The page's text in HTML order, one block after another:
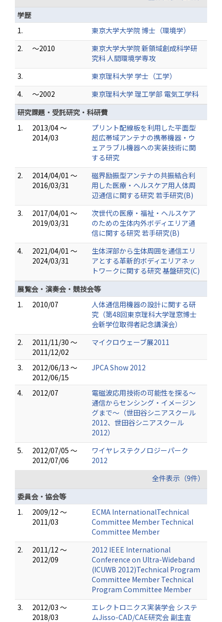
学歴
1.
東京大学大学院 博士（環境学）
2.
～2010
東京大学大学院 新領域創成科学研
究科 人間環境学専攻
3.
東京理科大学 学士（工学）
4.
～2002
東京理科大学 理工学部 電気工学科
研究課題・受託研究・科研費
1.
2013/04 ～
2014/03
プリント配線板を利用した平面型
超広帯域アンテナの携帯機器・ウ
ェアラブル機器への実装技術に関
する研究
2.
2014/04/01 ～
2016/03/31
磁界励振型アンテナの共振結合利
用した医療・ヘルスケア用人体周
辺通信に関する研究 若手研究(B)
3.
2017/04/01 ～
2019/03/31
次世代の医療・福祉・ヘルスケア
のための生体内外ボディエリア通
信に関する研究 若手研究(B)
4.
2021/04/01 ～
2024/03/31
生体深部から生体周囲を通信エリ
アとする革新的ボディエリアネッ
トワークに関する研究 基盤研究(C)
展覧会・演奏会・競技会等
1.
2010/07
人体通信用機器の設計に関する研
究（第48回東京理科大学理窓博士
会新学位取得者記念講演会）
2.
2011/11/30 ～
2011/12/02
マイクロウェーブ展2011
3.
2012/06/13 ～
2012/06/15
JPCA Show 2012
4. 2012/07
電磁波応用技術の可能性を探る～
通信からセンシング・イメージン
グまで～（世田谷シニアスクール
2012、世田谷シニアスクール
2012）
5.
2012/07/05 ～
2012/07/06
ワイヤレステクノロジーパーク
2012
全件表示（9件）
委員会・協会等
1.
2009/12 ～
2011/03
ECMA InternationalTechnical
Committee Member Technical
Committee Member
2.
2011/12 ～
2012/09
2012 IEEE International
Conference on Ultra-Wideband
(ICUWB 2012)Technical Program
Committee Member Technical
Program Committee Member
3.
2012/03 ～
2018/03
エレクトロニクス実装学会 システ
ムJisso-CAD/CAE研究会 副主査